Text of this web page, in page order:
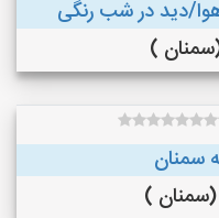
دید در شب رنگی
سمنان